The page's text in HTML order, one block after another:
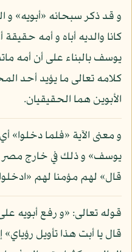
و قد ذكر سبحانه «أبويه» و
كانا والديه أباه و أمه
يوسف بالبناء على أن أمه
كلامه تعالى ما يؤيد أحد
الأبوين هما الحقيقيان.
و معنى الآية «فلما دخلوا»
يوسف» و ذلك في خارج مصر
قال» لهم مؤمنا لهم
قوله تعالى: «و رفع أبويه
قال يا أبت هذا تأويل